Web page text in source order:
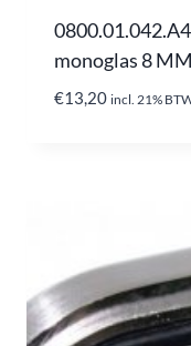
monoglas 8
€13,20 incl. 21%